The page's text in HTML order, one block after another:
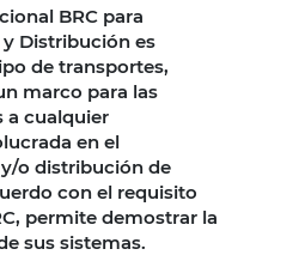
BRC para
Distribución es
de transportes,
marco para las
a cualquier
en el
o distribución de
con el requisito
permite demostrar la
sus sistemas.